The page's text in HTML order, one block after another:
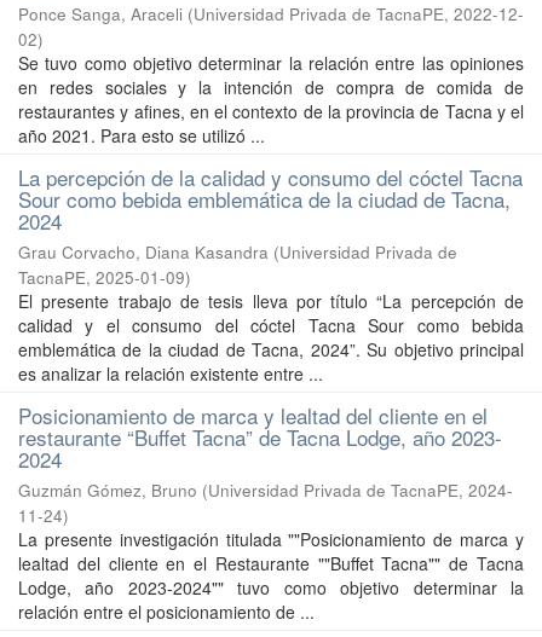
Ponce Sanga, Araceli (Universidad Privada de TacnaPE, 2022-12-
02)
Se tuvo como objetivo determinar la relación entre las opiniones
en redes sociales y la intención de compra de comida de
restaurantes y afines, en el contexto de la provincia de Tacna y el
año 2021. Para esto se utilizó ...
La percepción de la calidad y consumo del cóctel Tacna
Sour como bebida emblemática de la ciudad de Tacna,
2024
Grau Corvacho, Diana Kasandra (Universidad Privada de
TacnaPE, 2025-01-09)
El presente trabajo de tesis lleva por título “La percepción de
calidad y el consumo del cóctel Tacna Sour como bebida
emblemática de la ciudad de Tacna, 2024”. Su objetivo principal
es analizar la relación existente entre ...
Posicionamiento de marca y lealtad del cliente en el
restaurante “Buffet Tacna” de Tacna Lodge, año 2023-
2024
Guzmán Gómez, Bruno (Universidad Privada de TacnaPE, 2024-
11-24)
La presente investigación titulada ""Posicionamiento de marca y
lealtad del cliente en el Restaurante ""Buffet Tacna"" de Tacna
Lodge, año 2023-2024"" tuvo como objetivo determinar la
relación entre el posicionamiento de ...